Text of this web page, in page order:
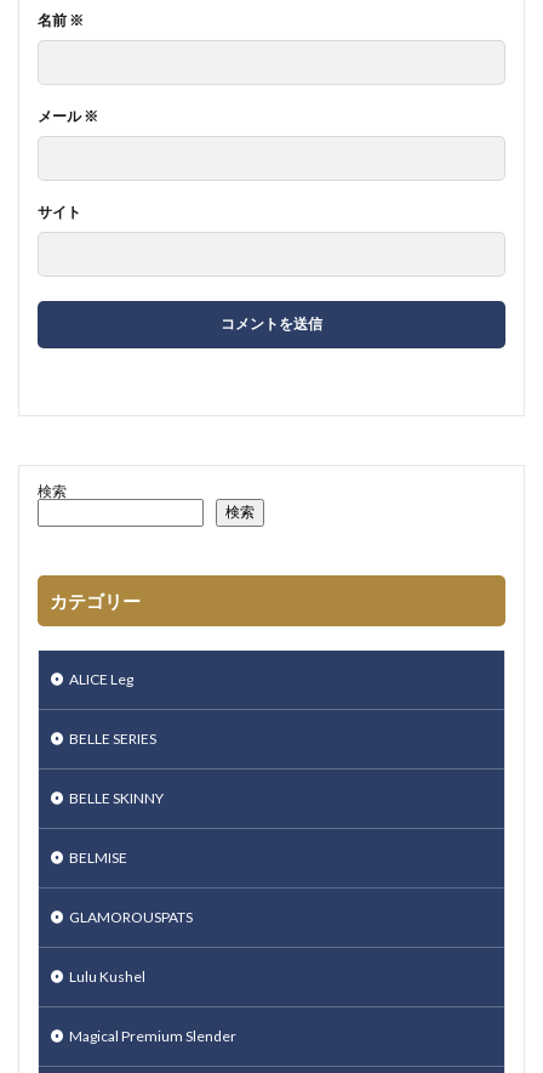
名前 ※
メール※
サイト
検索
検索
カテゴリー
ALICE Leg
BELLE SERIES
BELLE SKINNY
BELMISE
GLAMOROUSPATS
Lulu Kushel
Magical Premium Slender